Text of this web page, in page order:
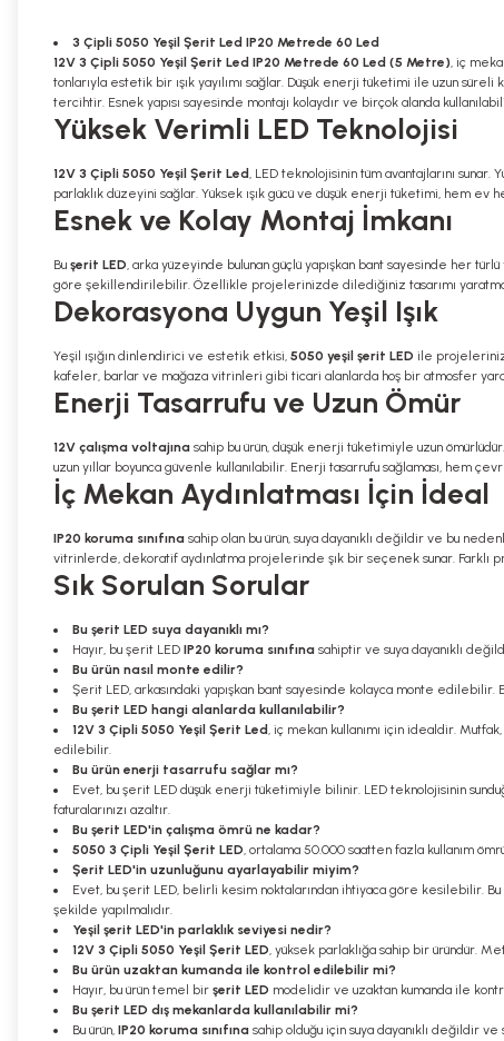
3 Çipli 5050 Yeşil Şerit Led IP20 Metrede 60 Led
12V 3 Çipli 5050 Yeşil Şerit Led IP20 Metrede 60 Led (5 Metre), iç
tonlarıyla estetik bir ışık yayılımı sağlar. Düşük enerji tüketimi ile uzun
tercihtir. Esnek yapısı sayesinde montajı kolaydır ve birçok alanda
Yüksek Verimli LED Teknolojisi
12V 3 Çipli 5050 Yeşil Şerit Led, LED teknolojisinin tüm avantajlarını
parlaklık düzeyini sağlar. Yüksek ışık gücü ve düşük enerji tüketimi, hem
Esnek ve Kolay Montaj İmkanı
Bu şerit LED, arka yüzeyinde bulunan güçlü yapışkan bant sayesinde her
göre şekillendirilebilir. Özellikle projelerinizde dilediğiniz tasarımı
Dekorasyona Uygun Yeşil Işık
Yeşil ışığın dinlendirici ve estetik etkisi, 5050 yeşil şerit LED ile
kafeler, barlar ve mağaza vitrinleri gibi ticari alanlarda hoş bir atmosfer
Enerji Tasarrufu ve Uzun Ömür
12V çalışma voltajına sahip bu ürün, düşük enerji tüketimiyle uzun
uzun yıllar boyunca güvenle kullanılabilir. Enerji tasarrufu sağlaması, hem
İç Mekan Aydınlatması İçin İdeal
IP20 koruma sınıfına sahip olan bu ürün, suya dayanıklı değildir ve bu
vitrinlerde, dekoratif aydınlatma projelerinde şık bir seçenek sunar.
Sık Sorulan Sorular
Bu şerit LED suya dayanıklı mı?
Hayır, bu şerit LED IP20 koruma sınıfına sahiptir ve suya dayanıklı
Bu ürün nasıl monte edilir?
Şerit LED, arkasındaki yapışkan bant sayesinde kolayca monte edilebilir.
Bu şerit LED hangi alanlarda kullanılabilir?
12V 3 Çipli 5050 Yeşil Şerit Led, iç mekan kullanımı için idealdir.
edilebilir.
Bu ürün enerji tasarrufu sağlar mı?
Evet, bu şerit LED düşük enerji tüketimiyle bilinir. LED teknolojisinin
faturalarınızı azaltır.
Bu şerit LED'in çalışma ömrü ne kadar?
5050 3 Çipli Yeşil Şerit LED, ortalama 50.000 saatten fazla kullanım
Şerit LED'in uzunluğunu ayarlayabilir miyim?
Evet, bu şerit LED, belirli kesim noktalarından ihtiyaca göre kesilebilir.
şekilde yapılmalıdır.
Yeşil şerit LED'in parlaklık seviyesi nedir?
12V 3 Çipli 5050 Yeşil Şerit LED, yüksek parlaklığa sahip bir üründür.
Bu ürün uzaktan kumanda ile kontrol edilebilir mi?
Hayır, bu ürün temel bir şerit LED modelidir ve uzaktan kumanda ile
Bu şerit LED dış mekanlarda kullanılabilir mi?
Bu ürün, IP20 koruma sınıfına sahip olduğu için suya dayanıklı değildir ve